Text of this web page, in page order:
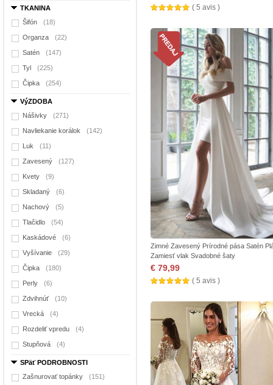
TKANINA
Šifón
(18)
Organza (22)
Satén (147)
Tyl (225)
Čipka (254)
VýZDOBA
Nášivky
(271)
Navliekanie korálok (142)
Luk (11)
Zavesený (127)
Kvety (9)
Skladaný (6)
Nachový (5)
Tlačidlo (54)
Kaskádové (6)
Vyšívanie (29)
Čipka (180)
Perly (6)
Zdvihnúť (10)
Vrecká (4)
Rozdeliť vpredu (4)
Stupňová (4)
SPäť PODROBNOSTI
Zašnurovať topánky
(151)
( 5 avis )
Zimné Zavesený Prírodné pása Satén
Zamiesť vlak Svadobné šaty
€ 79,99
( 5 avis )